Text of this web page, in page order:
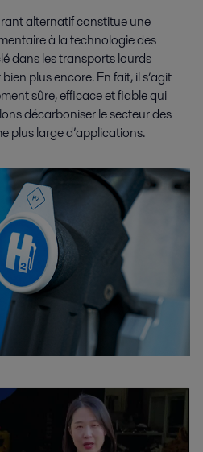
alternatif constitue une
à la technologie des
dans les transports lourds
plus encore. En fait, il s’agit
sûre, efficace et fiable qui
décarboniser le secteur des
plus large d’applications.